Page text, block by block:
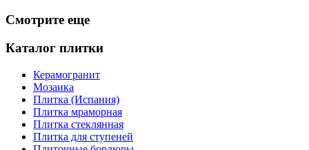
Смотрите еще
Каталог плитки
Керамогранит
Мозаика
Плитка (Испания)
Плитка мраморная
Плитка стеклянная
Плитка для ступеней